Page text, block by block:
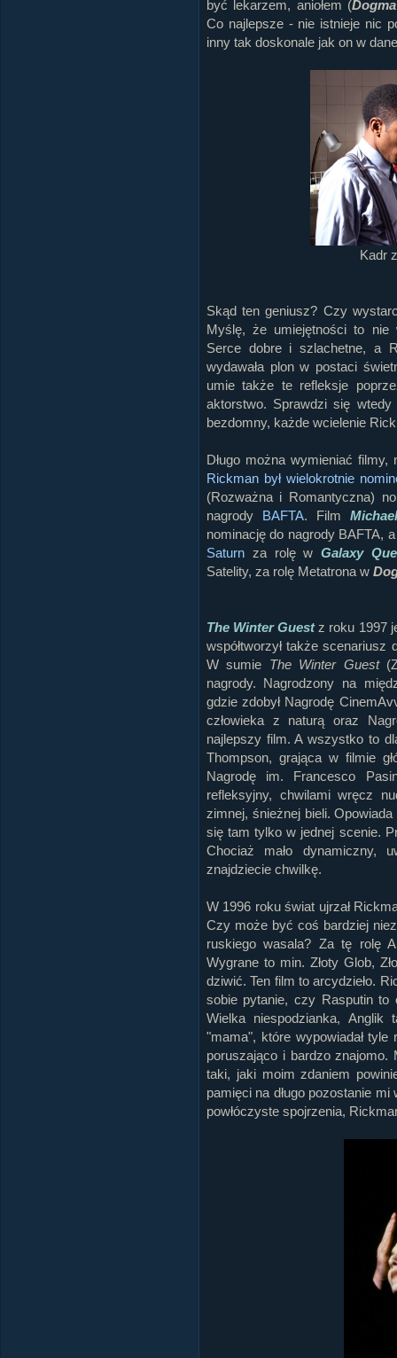
być lekarzem, aniołem (
Co najlepsze - nie istnieje nic
inny tak doskonale jak on w
Kadr
Skąd ten geniusz? Czy
Myślę, że umiejętności to nie
Serce dobre i szlachetne, a
wydawała plon w postaci
umie także te refleksje
aktorstwo. Sprawdzi się
bezdomny, każde wcielenie
Długo można wymieniać
Rickman był wielokrotnie
(Rozważna i Romantyczna)
nagrody BAFTA. Film
nominację do nagrody BAFTA,
Saturnza rolę w Galaxy
Satelity, za rolę Metatrona w
The Winter Guest z roku 1997
współtworzył także scenariusz
W sumie The Winter Guest
nagrody. Nagrodzony na
gdzie zdobył Nagrodę
człowieka z naturą oraz
najlepszy film. A wszystko to
Thompson, grająca w filmie
Nagrodę im. Francesco
refleksyjny, chwilami wręcz
zimnej, śnieżnej bieli.
się tam tylko w jednej scenie.
Chociaż mało dynamiczny,
znajdziecie chwilkę.
W 1996 roku świat ujrzał
Czy może być coś bardziej
ruskiego wasala? Za tę rolę
Wygrane to min. Złoty Glob,
dziwić. Ten film to arcydzieło.
sobie pytanie, czy Rasputin to
Wielka niespodzianka, Anglik
"mama", które wypowiadał
poruszająco i bardzo znajomo.
taki, jaki moim zdaniem
pamięci na długo pozostanie
powłóczyste spojrzenia,